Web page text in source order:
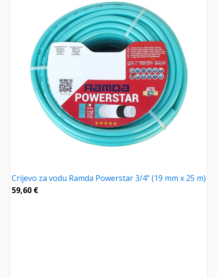
Crijevo za vodu Ramda Powerstar 3/4" (19 mm x 25 m)
59,60 €